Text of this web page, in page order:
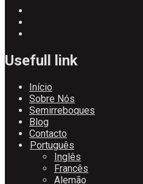
Usefull link
Início
Sobre Nós
Semirreboques
Blog
Contacto
Português
Inglês
Francês
Alemão